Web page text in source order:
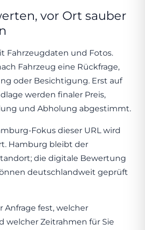
vor Ort sauber
Fahrzeugdaten und Fotos.
Fahrzeug eine Rückfrage,
oder Besichtigung. Erst auf
werden finaler Preis,
und Abholung abgestimmt.
Fokus dieser URL wird
Hamburg bleibt der
die digitale Bewertung
deutschlandweit geprüft
Anfrage fest, welcher
welcher Zeitrahmen für Sie